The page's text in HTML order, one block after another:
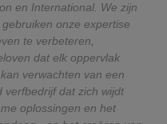
en International. We zijn
onze expertise
te verbeteren,
dat elk oppervlak
verwachten van een
verfbedrijf dat zich wijdt
oplossingen en het